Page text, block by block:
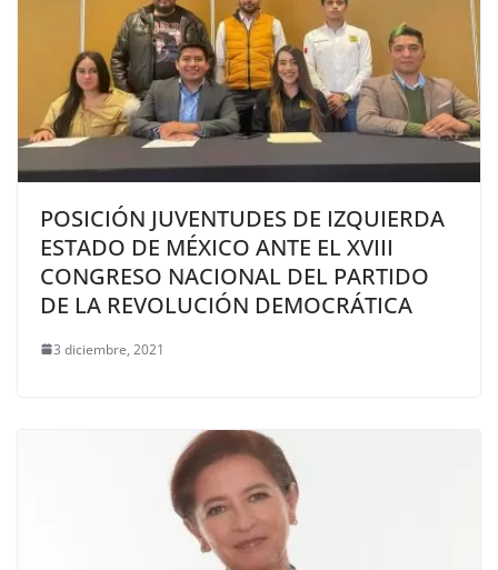
POSICIÓN JUVENTUDES DE IZQUIERDA
ESTADO DE MÉXICO ANTE EL XVIII
CONGRESO NACIONAL DEL PARTIDO
DE LA REVOLUCIÓN DEMOCRÁTICA
3 diciembre, 2021